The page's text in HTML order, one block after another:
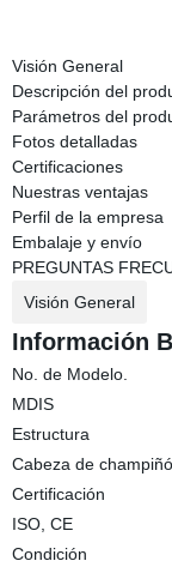
Visión General
Descripción del
Parámetros del
Fotos detalladas
Certificaciones
Nuestras ventajas
Perfil de la empresa
Embalaje y envío
PREGUNTAS
Visión General
Información
No. de Modelo.
MDIS
Estructura
Cabeza de
Certificación
ISO, CE
Condición